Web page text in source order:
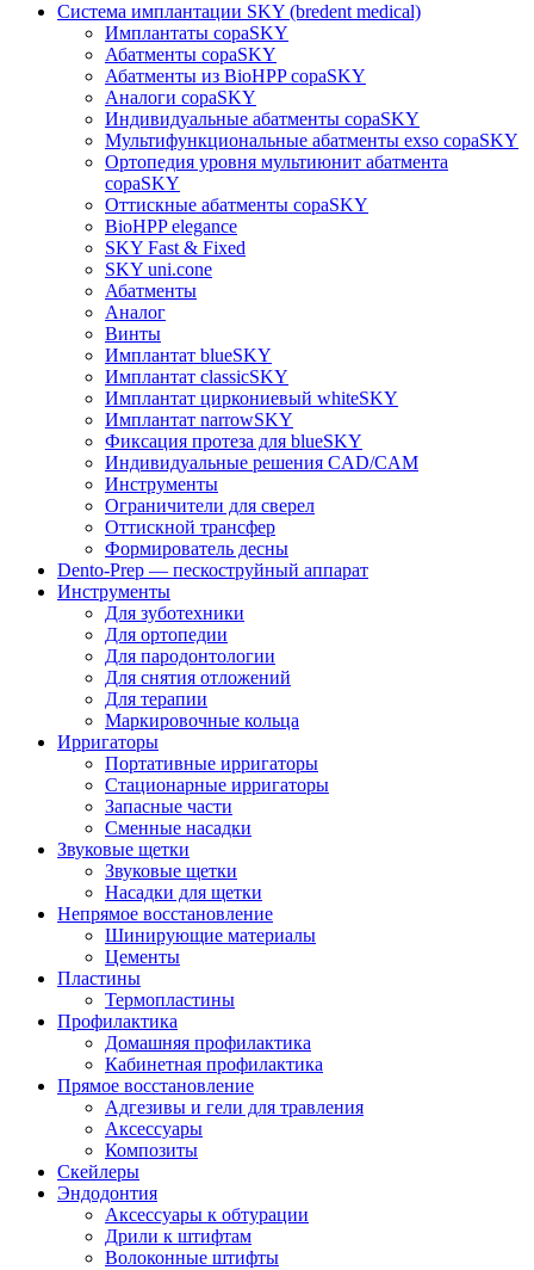
Система имплантации SKY (bredent medical)
Имплантаты copaSKY
Абатменты copaSKY
Абатменты из BioHPP copaSKY
Аналоги copaSKY
Индивидуальные абатменты copaSKY
Мультифункциональные абатменты exso copaSKY
Ортопедия уровня мультиюнит абатмента
copaSKY
Оттискные абатменты copaSKY
BioHPP elegance
SKY Fast & Fixed
SKY uni.cone
Абатменты
Аналог
Винты
Имплантат blueSKY
Имплантат classicSKY
Имплантат циркониевый whiteSKY
Имплантат narrowSKY
Фиксация протеза для blueSKY
Индивидуальные решения CAD/CAM
Инструменты
Ограничители для сверел
Оттискной трансфер
Формирователь десны
Dento-Prep — пескоструйный аппарат
Инструменты
Для зуботехники
Для ортопедии
Для пародонтологии
Для снятия отложений
Для терапии
Маркировочные кольца
Ирригаторы
Портативные ирригаторы
Стационарные ирригаторы
Запасные части
Сменные насадки
Звуковые щетки
Звуковые щетки
Насадки для щетки
Непрямое восстановление
Шинирующие материалы
Цементы
Пластины
Термопластины
Профилактика
Домашняя профилактика
Кабинетная профилактика
Прямое восстановление
Адгезивы и гели для травления
Аксессуары
Композиты
Скейлеры
Эндодонтия
Аксессуары к обтурации
Дрили к штифтам
Волоконные штифты